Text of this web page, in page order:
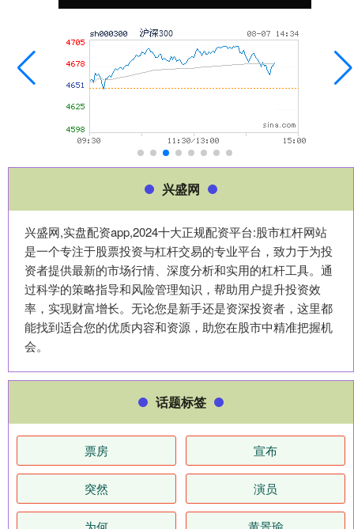
兴盛网
兴盛网,实盘配资app,2024十大正规配资平台:股市杠杆网站
是一个专注于股票投资与杠杆交易的专业平台，致力于为投
资者提供最新的市场行情、深度分析和实用的杠杆工具。通
过科学的策略指导和风险管理知识，帮助用户提升投资效
率，实现财富增长。无论您是新手还是资深投资者，这里都
能找到适合您的优质内容和资源，助您在股市中精准把握机
会。
话题标签
票房 宣布
突然 演员